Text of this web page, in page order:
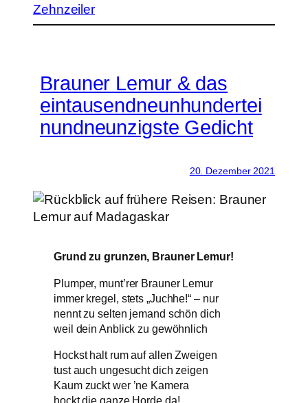
Zehnzeiler
Brauner Lemur & das
eintausendneunhundertei
nundneunzigste Gedicht
20. Dezember 2021
Grund zu grunzen, Brauner Lemur!
Plumper, munt’rer Brauner Lemur
immer kregel, stets „Juchhe!“ – nur
nennt zu selten jemand schön dich
weil dein Anblick zu gewöhnlich
Hockst halt rum auf allen Zweigen
tust auch ungesucht dich zeigen
Kaum zuckt wer ’ne Kamera
hockt die ganze Horde da!